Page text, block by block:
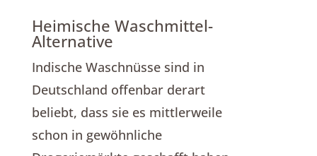
Heimische Waschmittel-
Alternative
Indische Waschnüsse sind in
Deutschland offenbar derart
beliebt, dass sie es mittlerweile
schon in gewöhnliche